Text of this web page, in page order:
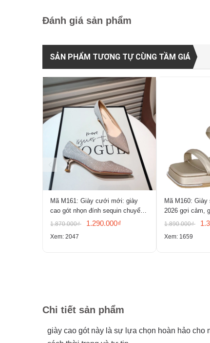
Đánh giá sản phẩm
SẢN PHẨM TƯƠNG TỰ CÙNG TẦM GIÁ
Mã M161: Giày cưới mới: giày
cao gót nhọn đính sequin chuyển
màu, giày mũi nhọn gợi cảm
1.870.000₫ 1.290.000₫
Xem: 2047
Mã M160:
2026 gợi cảm,
Pháp, mũi
1.890.000₫
Xem: 1659
Chi tiết sản phẩm
giày cao gót này là sự lựa chọn hoàn hảo cho